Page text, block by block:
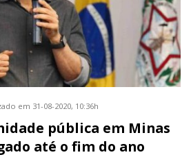
em 31-08-2020, 10:36h
pública em Minas
até o fim do ano